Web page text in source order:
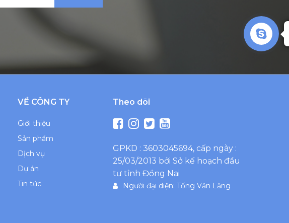
VỀ CÔNG TY
Giới thiệu
Sản phẩm
Dịch vụ
Dự án
Tin tức
Theo dõi
GPKD : 3603045694, cấp ngày :
25/03/2013 bởi Sở kế hoạch đầu
tư tỉnh Đồng Nai
Người đại diện: Tống Văn Lăng